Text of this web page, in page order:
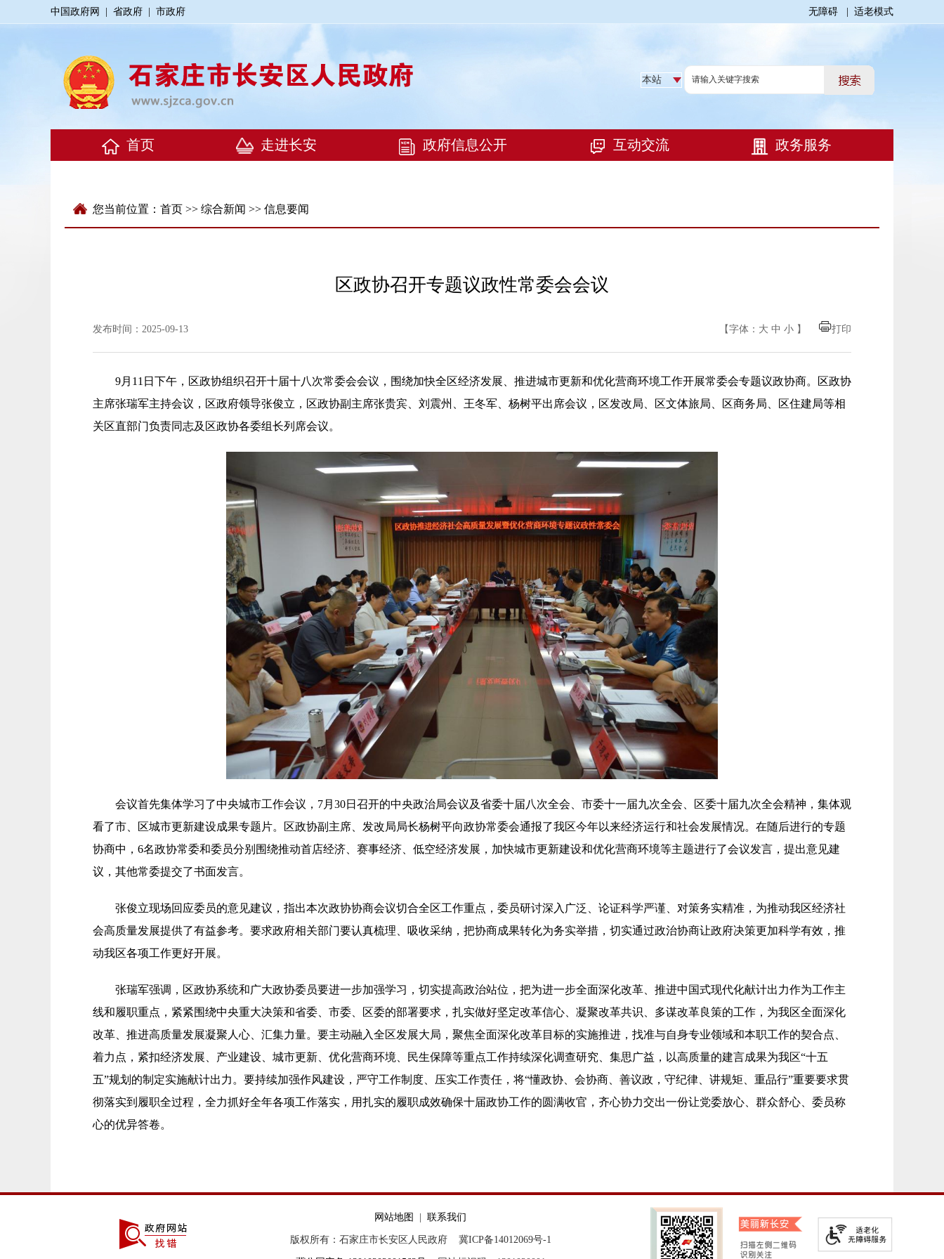
中国政府网 省政府 市政府 无障碍 适老模式
您当前位置： 首页 >> 综合新闻 >> 信息要闻
区政协召开专题议政性常委会会议
发布时间：2025-09-13 【字体： 大 中 小 】 打印
9月11日下午，区政协组织召开十届十八次常委会会议，围绕加快全区经济发展、推进城市更新和优化营商环境工作开展常委会专题议政协商。区政协
主席张瑞军主持会议，区政府领导张俊立，区政协副主席张贵宾、刘震州、王冬军、杨树平出席会议，区发改局、区文体旅局、区商务局、区住建局等相
关区直部门负责同志及区政协各委组长列席会议。
会议首先集体学习了中央城市工作会议，7月30日召开的中央政治局会议及省委十届八次全会、市委十一届九次全会、区委十届九次全会精神，集体观
看了市、区城市更新建设成果专题片。区政协副主席、发改局局长杨树平向政协常委会通报了我区今年以来经济运行和社会发展情况。在随后进行的专题
协商中，6名政协常委和委员分别围绕推动首店经济、赛事经济、低空经济发展，加快城市更新建设和优化营商环境等主题进行了会议发言，提出意见建
议，其他常委提交了书面发言。
张俊立现场回应委员的意见建议，指出本次政协协商会议切合全区工作重点，委员研讨深入广泛、论证科学严谨、对策务实精准，为推动我区经济社
会高质量发展提供了有益参考。要求政府相关部门要认真梳理、吸收采纳，把协商成果转化为务实举措，切实通过政治协商让政府决策更加科学有效，推
动我区各项工作更好开展。
张瑞军强调，区政协系统和广大政协委员要进一步加强学习，切实提高政治站位，把为进一步全面深化改革、推进中国式现代化献计出力作为工作主
线和履职重点，紧紧围绕中央重大决策和省委、市委、区委的部署要求，扎实做好坚定改革信心、凝聚改革共识、多谋改革良策的工作，为我区全面深化
改革、推进高质量发展凝聚人心、汇集力量。要主动融入全区发展大局，聚焦全面深化改革目标的实施推进，找准与自身专业领域和本职工作的契合点、
着力点，紧扣经济发展、产业建设、城市更新、优化营商环境、民生保障等重点工作持续深化调查研究、集思广益，以高质量的建言成果为我区“十五
五”规划的制定实施献计出力。要持续加强作风建设，严守工作制度、压实工作责任，将“懂政协、会协商、善议政，守纪律、讲规矩、重品行”重要要求贯
彻落实到履职全过程，全力抓好全年各项工作落实，用扎实的履职成效确保十届政协工作的圆满收官，齐心协力交出一份让党委放心、群众舒心、委员称
心的优异答卷。